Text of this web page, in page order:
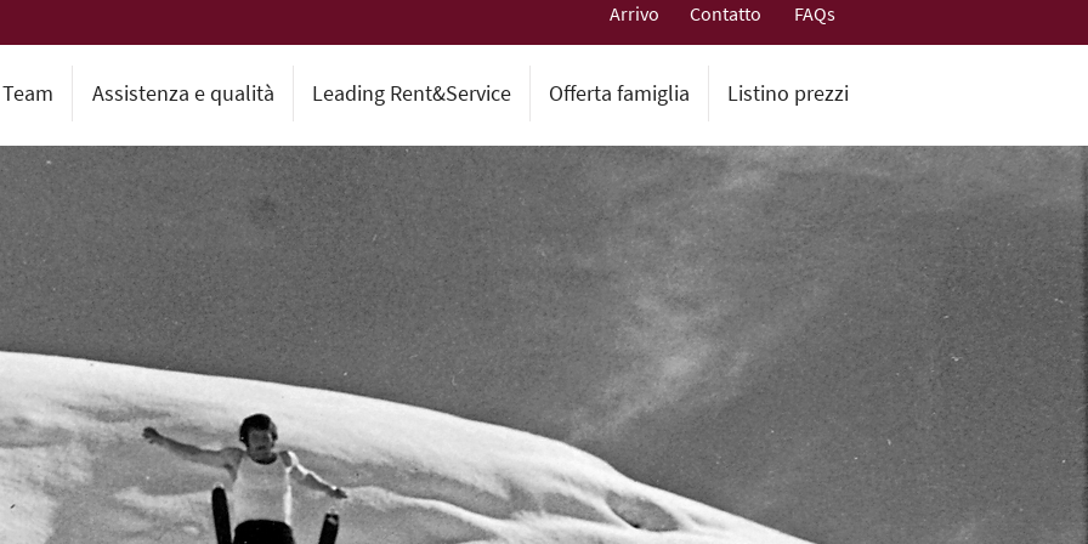
Assistenza e qualità Leading Rent&Service Offerta famiglia Listino prezzi
Arrivo Contatto FAQs